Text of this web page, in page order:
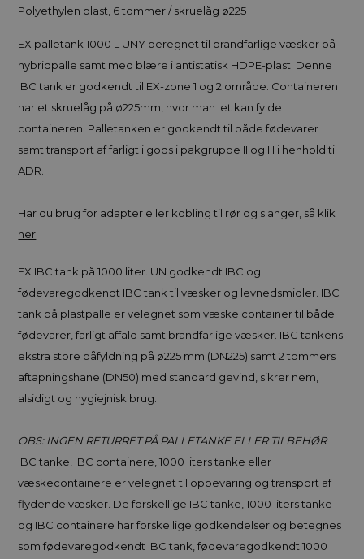
Polyethylen plast, 6 tommer / skruelåg ø225
EX palletank 1000 L UNY beregnet til brandfarlige væsker på
hybridpalle samt med blære i antistatisk HDPE-plast. Denne
IBC tank er godkendt til EX-zone 1 og 2 område. Containeren
har et skruelåg på ø225mm, hvor man let kan fylde
containeren. Palletanken er godkendt til både fødevarer
samt transport af farligt i gods i pakgruppe II og III i henhold til
ADR.
Har du brug for adapter eller kobling til rør og slanger, så klik
her
EX IBC tank på 1000 liter. UN godkendt IBC og
fødevaregodkendt IBC tank til væsker og levnedsmidler. IBC
tank på plastpalle er velegnet som væske container til både
fødevarer, farligt affald samt brandfarlige væsker. IBC tankens
ekstra store påfyldning på ø225 mm (DN225) samt 2 tommers
aftapningshane (DN50) med standard gevind, sikrer nem,
alsidigt og hygiejnisk brug.
OBS: INGEN RETURRET PÅ PALLETANKE ELLER TILBEHØR
IBC tanke, IBC containere, 1000 liters tanke eller
væskecontainere er velegnet til opbevaring og transport af
flydende væsker. De forskellige IBC tanke, 1000 liters tanke
og IBC containere har forskellige godkendelser og betegnes
som fødevaregodkendt IBC tank, fødevaregodkendt 1000